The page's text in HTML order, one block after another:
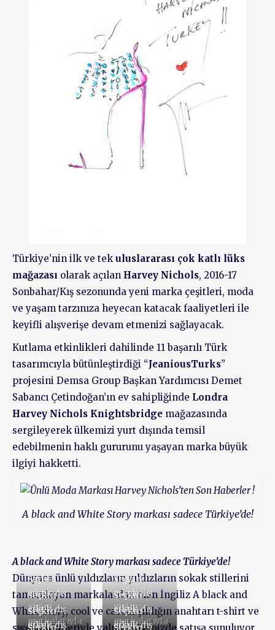
Türkiye’nin ilk ve tek uluslararası çok katlı lüks
mağazası olarak açılan Harvey Nichols, 2016-17
Sonbahar/Kış sezonunda yeni marka çeşitleri, moda
ve yaşam tarzınıza heyecan katacak faaliyetleri ile
keyifli alışverişe devam etmenizi sağlayacak.
Kutlama etkinlikleri dahilinde 11 başarılı Türk
tasarımcıyla bütünleştirdiği “JeaniousTurks”
projesini Demsa Group Başkan Yardımcısı Demet
Sabancı Çetindoğan’ın ev sahipliğinde Londra
Harvey Nichols Knightsbridge mağazasında
sergileyerek ülkemizi yurt dışında temsil
edebilmenin haklı gururunu yaşayan marka büyük
ilgiyi hakketti.
A black and White Story markası sadece Türkiye’de!
A black and White Story markası sadece Türkiye’de!
Dünyaca ünlü yıldızların yıldızların sokak stillerini
tamamlayan markalardan olan İngiliz A black and
White Story, cool ve casual şıklığın anahtarı t-shirt ve
sweatshirt’leriyle yalnız ülkemizde satışa sunuluyor.
Seçkin
erkek dış
giyim
markalarıyla
Seçkin
erkek dış
giyim
markalarıyla
Seçkin
erkek dış
giyim
Seçkin
erkek dış
giyim
Seçkin
erkek dış
Seçkin
erkek dış
Seçkin
Seçkin